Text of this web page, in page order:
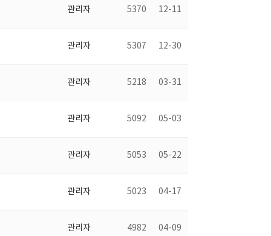
관리자 5370 12-11
관리자 5307 12-30
관리자 5218 03-31
관리자 5092 05-03
관리자 5053 05-22
관리자 5023 04-17
관리자 4982 04-09